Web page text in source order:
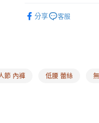
便利好安心！
１．簡單：不需註冊會員
付」結帳頁面，進行簡訊
分享 客服
節 內褲 低腰 蕾絲